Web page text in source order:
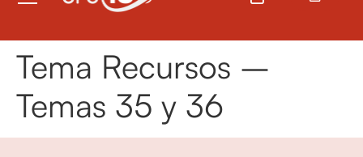
Tema Recursos –
Temas 35 y 36